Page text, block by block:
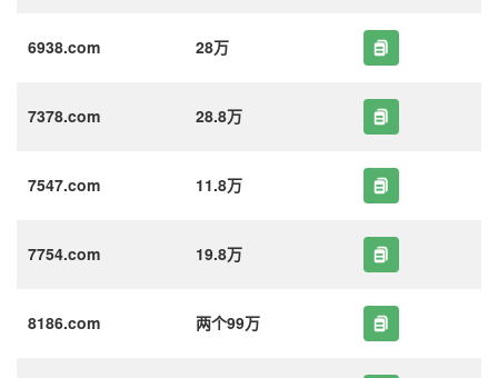
6938.com 28万
7378.com 28.8万
7547.com 11.8万
7754.com 19.8万
8186.com 两个99万